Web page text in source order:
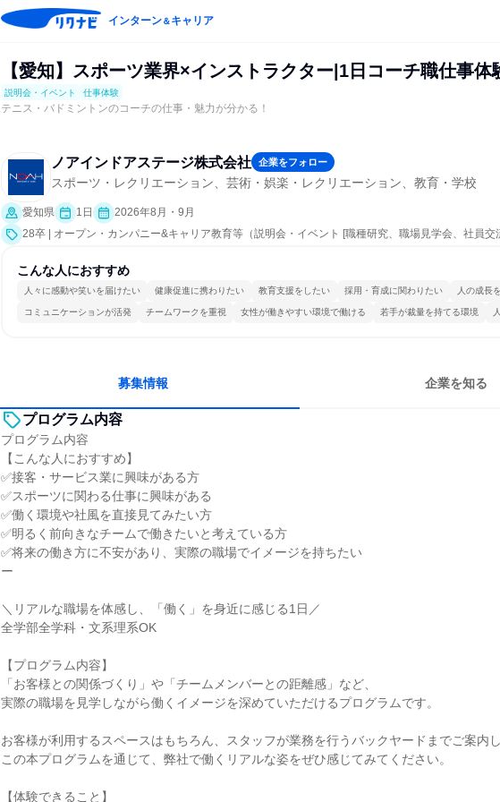
インターン＆キャリア
【愛知】スポーツ業界×インストラクター|1日コーチ職仕事体
説明会・イベント 仕事体験
テニス・バドミントンのコーチの仕事・魅力が分かる！
ノアインドアステージ株式会社 企業をフォロー
スポーツ・レクリエーション、芸術・娯楽・レクリエーション、教育・学校
愛知県 1日
2026年8月・9月
28卒 | オープン・カンパニー&キャリア教育等（説明会・イベント [職種研究、職場見学会、社員交
こんな人におすすめ
人々に感動や笑いを届けたい 健康促進に携わりたい 教育支援をしたい 採用・育成に関わりたい 人の成長
コミュニケーションが活発 チームワークを重視 女性が働きやすい環境で働ける 若手が裁量を持てる環境
募集情報 企業を知る
プログラム内容
プログラム内容
【こんな人におすすめ】
✅接客・サービス業に興味がある方
✅スポーツに関わる仕事に興味がある
✅働く環境や社風を直接見てみたい方
✅明るく前向きなチームで働きたいと考えている方
✅将来の働き方に不安があり、実際の職場でイメージを持ちたい
ー
＼リアルな職場を体感し、「働く」を身近に感じる1日／
全学部全学科・文系理系OK
【プログラム内容】
「お客様との関係づくり」や「チームメンバーとの距離感」など、
実際の職場を見学しながら働くイメージを深めていただけるプログラムです。
お客様が利用するスペースはもちろん、スタッフが業務を行うバックヤードまでご案内
この本プログラムを通じて、弊社で働くリアルな姿をぜひ感じてみてください。
【体験できること】